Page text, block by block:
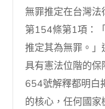
無罪推定在台灣
第154條第1項：
推定其為無罪。
具有憲法位階的
654號解釋都明白
的核心，任何國